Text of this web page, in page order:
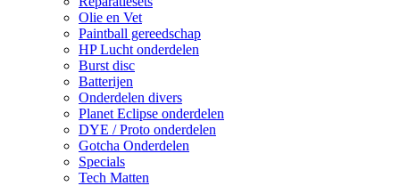
Olie en Vet
Paintball gereedschap
HP Lucht onderdelen
Burst disc
Batterijen
Onderdelen divers
Planet Eclipse onderdelen
DYE / Proto onderdelen
Gotcha Onderdelen
Specials
Tech Matten